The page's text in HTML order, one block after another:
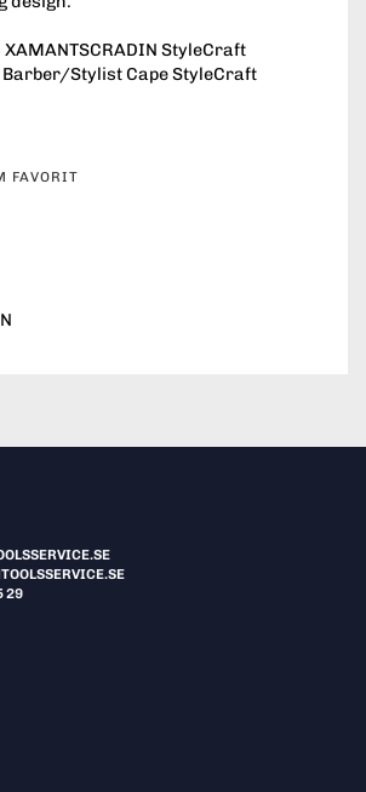
StyleCraft
Stylist Cape StyleCraft
FAVORIT
29